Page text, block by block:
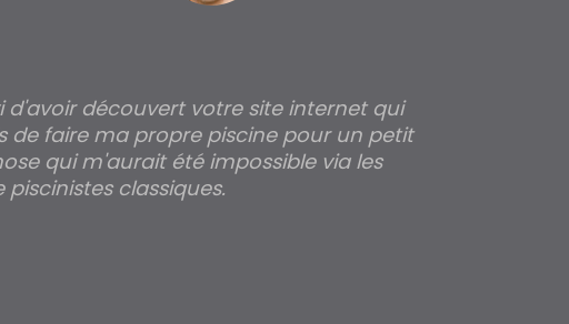
d'avoir découvert votre site internet qui
de faire ma propre piscine pour un petit
qui m'aurait été impossible via les
piscinistes classiques.